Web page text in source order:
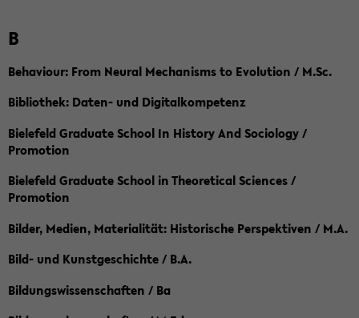
B
Behaviour: From Neural Mechanisms to Evolution / M.Sc.
Bibliothek: Daten- und Digitalkompetenz
Bielefeld Graduate School In History And Sociology /
Promotion
Bielefeld Graduate School in Theoretical Sciences /
Promotion
Bilder, Medien, Materialität: Historische Perspektiven / M.A.
Bild- und Kunstgeschichte / B.A.
Bildungswissenschaften / Ba